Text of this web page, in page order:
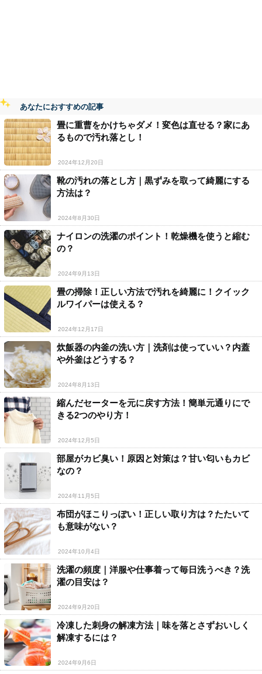
あなたにおすすめの記事
畳に重曹をかけちゃダメ！変色は直せる？家にあ
るもので汚れ落とし！
2024年12月20日
靴の汚れの落とし方｜黒ずみを取って綺麗にする
方法は？
2024年8月30日
ナイロンの洗濯のポイント！乾燥機を使うと縮む
の？
2024年9月13日
畳の掃除！正しい方法で汚れを綺麗に！クイック
ルワイパーは使える？
2024年12月17日
炊飯器の内釜の洗い方｜洗剤は使っていい？内蓋
や外釜はどうする？
2024年8月13日
縮んだセーターを元に戻す方法！簡単元通りにで
きる2つのやり方！
2024年12月5日
部屋がカビ臭い！原因と対策は？甘い匂いもカビ
なの？
2024年11月5日
布団がほこりっぽい！正しい取り方は？たたいて
も意味がない？
2024年10月4日
洗濯の頻度｜洋服や仕事着って毎日洗うべき？洗
濯の目安は？
2024年9月20日
冷凍した刺身の解凍方法｜味を落とさずおいしく
解凍するには？
2024年9月6日